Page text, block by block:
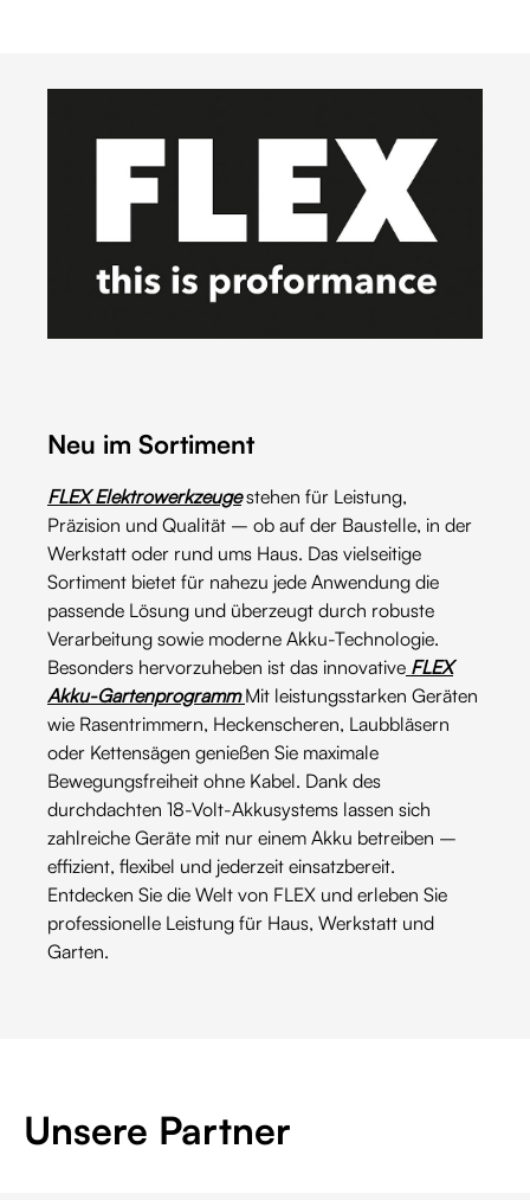
Neu im Sortiment
FLEX Elektrowerkzeugestehen für Leistung,
Präzision und Qualität – ob auf der Baustelle, in der
Werkstatt oder rund ums Haus. Das vielseitige
Sortiment bietet für nahezu jede Anwendung die
passende Lösung und überzeugt durch robuste
Verarbeitung sowie moderne Akku-Technologie.
Besonders hervorzuheben ist das innovative FLEX
Akku-Gartenprogramm Mit leistungsstarken Geräten
wie Rasentrimmern, Heckenscheren, Laubbläsern
oder Kettensägen genießen Sie maximale
Bewegungsfreiheit ohne Kabel. Dank des
durchdachten 18-Volt-Akkusystems lassen sich
zahlreiche Geräte mit nur einem Akku betreiben –
effizient, flexibel und jederzeit einsatzbereit.
Entdecken Sie die Welt von FLEX und erleben Sie
professionelle Leistung für Haus, Werkstatt und
Garten.
Unsere Partner